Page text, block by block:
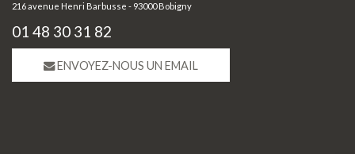
216 avenue Henri Barbusse - 93000 Bobigny
01 48 30 31 82
ENVOYEZ-NOUS UN EMAIL